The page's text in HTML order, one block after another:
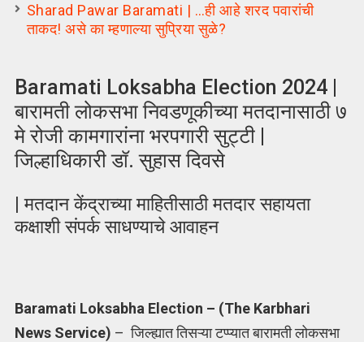
Sharad Pawar Baramati | …ही आहे शरद पवारांची
ताकद! असे का म्हणाल्या सुप्रिया सुळे?
Baramati Loksabha Election 2024 |
बारामती लोकसभा निवडणूकीच्या मतदानासाठी ७
मे रोजी कामगारांना भरपगारी सुट्टी |
जिल्हाधिकारी डॉ. सुहास दिवसे
| मतदान केंद्राच्या माहितीसाठी मतदार सहायता
कक्षाशी संपर्क साधण्याचे आवाहन
Baramati Loksabha Election – (The Karbhari
News Service) – जिल्ह्यात तिसऱ्या टप्प्यात बारामती लोकसभा